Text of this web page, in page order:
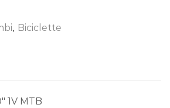
, Biciclette
1V MTB